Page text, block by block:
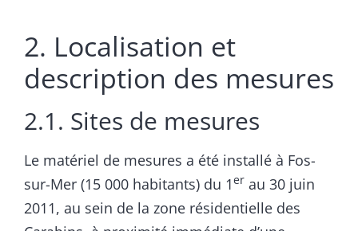
2. Localisation et
description des mesures
2.1. Sites de mesures
Le matériel de mesures a été installé à Fos-
sur-Mer (15 000 habitants) du 1er au 30 juin
2011, au sein de la zone résidentielle des